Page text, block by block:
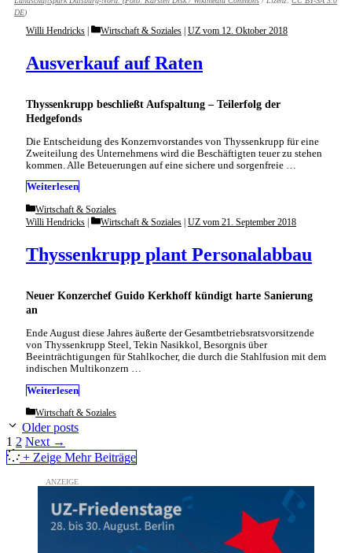
DE)
Thyssenkrupp beschließt Aufspaltung – Teilerfolg der
Hedgefonds
Ausverkauf auf Raten
Willi Hendricks Categories
Wirtschaft & Soziales UZ vom 12. Oktober 2018
Die Entscheidung des Konzernvorstandes von Thyssenkrupp für eine
Zweiteilung des Unternehmens wird die Beschäftigten teuer zu stehen
kommen. Alle Beteuerungen auf eine sichere und sorgenfreie …
Weiterlesen
Categories
Wirtschaft & Soziales
Neuer Konzerchef Guido Kerkhoff kündigt harte Sanierung
an
Thyssenkrupp plant Personalabbau
Willi Hendricks Categories
Wirtschaft & Soziales UZ vom 21. September 2018
Ende August diese Jahres äußerte der Gesamtbetriebsratsvorsitzende
von Thyssenkrupp Steel, Tekin Nasikkol, Besorgnis über
Beeinträchtigungen für Stahlkocher, die durch die Stahlfusion mit dem
indischen Multikonzern …
Weiterlesen
Categories
Wirtschaft & Soziales
Older posts
Page
1 Page
2 Next →
+ Zeige Mehr Beiträge